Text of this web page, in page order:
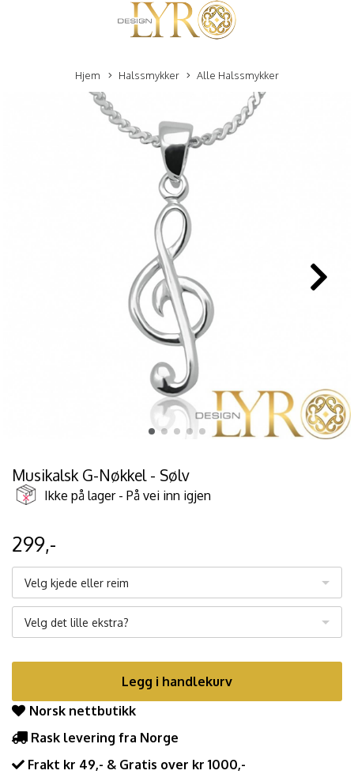
Hjem Halssmykker Alle Halssmykker
Musikalsk G-Nøkkel - Sølv
Ikke på lager - På vei inn igjen
299,-
Velg kjede eller reim
Velg det lille ekstra?
Legg i handlekurv
Norsk nettbutikk
Rask levering fra Norge
Frakt kr 49,- & Gratis over kr 1000,-